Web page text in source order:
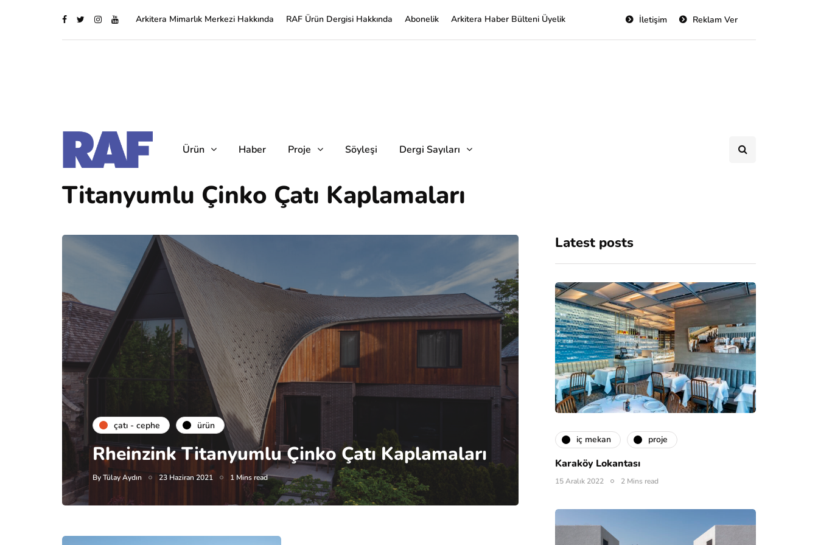
Arkitera Mimarlık Merkezi Hakkında RAF Ürün Dergisi Hakkında Abonelik Arkitera Haber Bülteni Üyelik Reklam Ver
İletişim
Ürün Haber Proje Söyleşi Dergi Sayıları
Titanyumlu Çinko Çatı Kaplamaları
çatı - cephe ürün
Rheinzink Titanyumlu Çinko Çatı Kaplamaları
ByTülay Aydın 23 Haziran 2021 1 Mins read
Latest posts
i̇ç mekan proje
Karaköy Lokantası
15 Aralık 2022 2 Mins read